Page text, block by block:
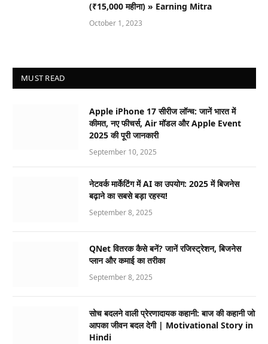
(₹15,000 महीना) » Earning Mitra
October 1, 2023
MUST READ
Apple iPhone 17 सीरीज लॉन्च: जानें भारत में
कीमत, नए फीचर्स, Air मॉडल और Apple Event
2025 की पूरी जानकारी
September 10, 2025
नेटवर्क मार्केटिंग में AI का उपयोग: 2025 में बिजनेस
बढ़ाने का सबसे बड़ा रहस्य!
September 8, 2025
QNet वितरक कैसे बनें? जानें रजिस्ट्रेशन, बिजनेस
प्लान और कमाई का तरीका
September 8, 2025
सोच बदलने वाली प्रेरणादायक कहानी: बाज की कहानी जो
आपका जीवन बदल देगी | Motivational Story in
Hindi